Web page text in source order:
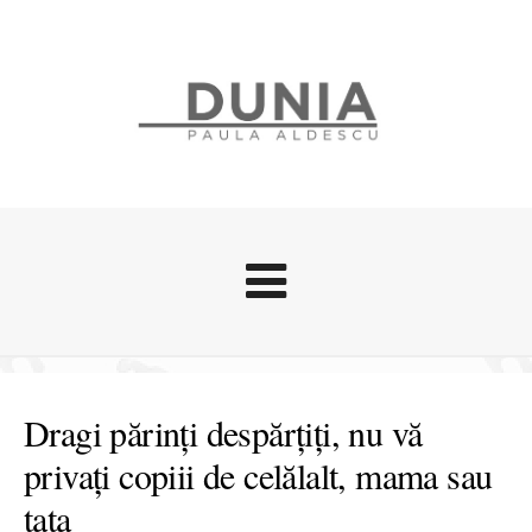
Stari afective
Zice Dunia
Călătorii
Dragi părinți despărțiți, nu vă
privați copiii de celălalt, mama sau
tata